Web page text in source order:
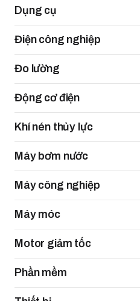
Dụng cụ
Điện công nghiệp
Đo lường
Động cơ điện
Khí nén thủy lực
Máy bơm nước
Máy công nghiệp
Máy móc
Motor giảm tốc
Phần mềm